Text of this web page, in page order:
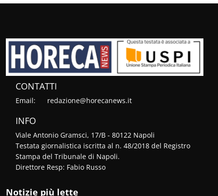
CONTATTI
Email: redazione@horecanews.it
INFO
Viale Antonio Gramsci, 17/B - 80122 Napoli
Testata giornalistica iscritta al n. 48/2018 del Registro
Stampa del Tribunale di Napoli.
Direttore Resp: Fabio Russo
Notizie più lette